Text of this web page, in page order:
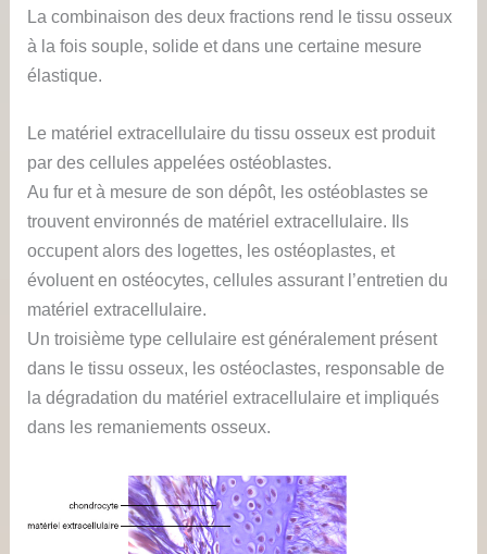
La combinaison des deux fractions rend le tissu osseux
à la fois souple, solide et dans une certaine mesure
élastique.
Le matériel extracellulaire du tissu osseux est produit
par des cellules appelées ostéoblastes.
Au fur et à mesure de son dépôt, les ostéoblastes se
trouvent environnés de matériel extracellulaire. Ils
occupent alors des logettes, les ostéoplastes, et
évoluent en ostéocytes, cellules assurant l’entretien du
matériel extracellulaire.
Un troisième type cellulaire est généralement présent
dans le tissu osseux, les ostéoclastes, responsable de
la dégradation du matériel extracellulaire et impliqués
dans les remaniements osseux.